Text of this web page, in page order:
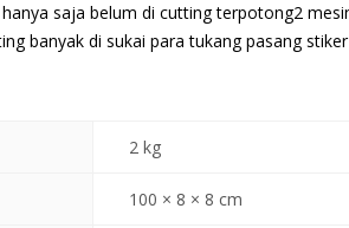
saja belum di cutting terpotong2
banyak di sukai para tukang pasang
2 kg
100 × 8 × 8 cm